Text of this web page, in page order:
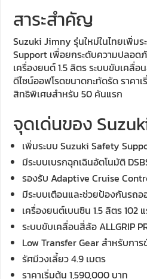
สาระสำคัญ
Suzuki Jimny รุ่นใหม่ในไทยเพิ่ม
Support เพื่อยกระดับความปลอด
เครื่องยนต์ 1.5 ลิตร ระบบขับเคลื่อ
ดีไซน์ออฟโรดขนาดกะทัดรัด ราคา
สิทธิพิเศษสำหรับ 50 คันแรก
จุดเด่นของ
เพิ่มระบบ Suzuki Safety
มีระบบเบรกฉุกเฉินอัตโนมัติ
รองรับ Adaptive Cruise
มีระบบเตือนและช่วยป้องกันรถ
เครื่องยนต์เบนซิน 1.5 ลิตร 102
ระบบขับเคลื่อนสี่ล้อ ALLGRIP
Low Transfer Gear สำหรับกา
รัศมีวงเลี้ยว 4.9 เมตร
ราคาเริ่มต้น 1,590,000 บาท